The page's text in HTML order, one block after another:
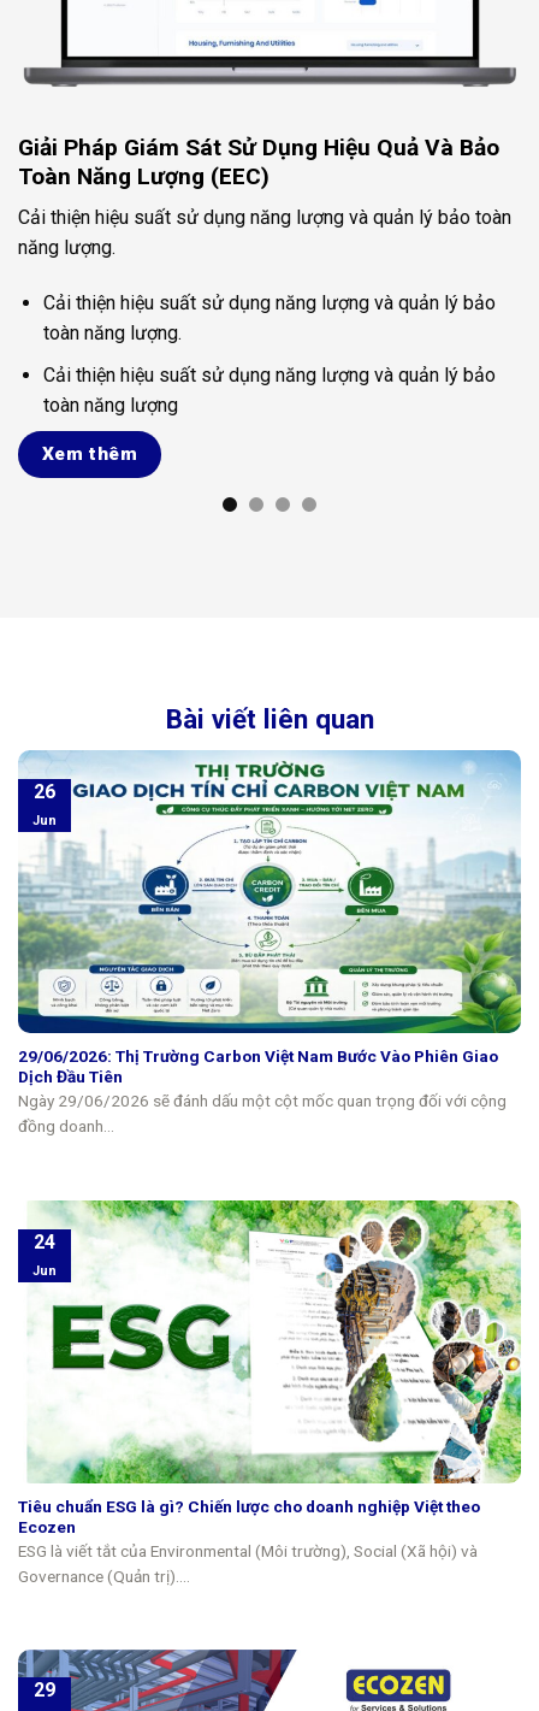
Giải Pháp Giám Sát Sử Dụng Hiệu Quả Và Bảo
Toàn Năng Lượng (EEC)
Cải thiện hiệu suất sử dụng năng lượng và quản lý bảo toàn
năng lượng.
Cải thiện hiệu suất sử dụng năng lượng và quản lý bảo
toàn năng lượng.
Cải thiện hiệu suất sử dụng năng lượng và quản lý bảo
toàn năng lượng
Xem thêm
Bài viết liên quan
29/06/2026: Thị Trường Carbon Việt Nam Bước Vào Phiên Giao
Dịch Đầu Tiên
Ngày 29/06/2026 sẽ đánh dấu một cột mốc quan trọng đối với cộng
đồng doanh...
26
Jun
Tiêu chuẩn ESG là gì? Chiến lược cho doanh nghiệp Việt theo
Ecozen
ESG là viết tắt của Environmental (Môi trường), Social (Xã hội) và
Governance (Quản trị)....
24
Jun
29